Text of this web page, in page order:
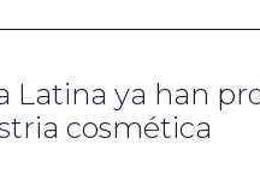
Latina ya han
cosmética